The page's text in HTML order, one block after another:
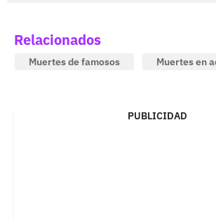
Relacionados
Muertes de famosos Muertes en
PUBLICIDAD